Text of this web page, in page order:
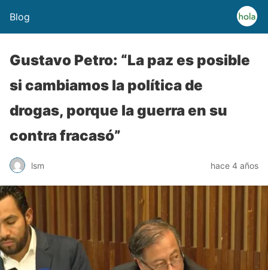
Blog
Gustavo Petro: “La paz es posible
si cambiamos la política de
drogas, porque la guerra en su
contra fracasó”
lsm hace 4 años